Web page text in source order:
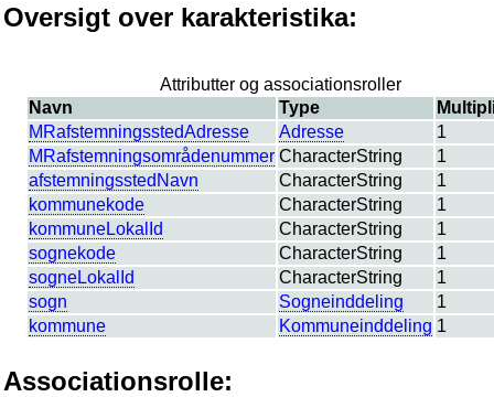
Oversigt over karakteristika:
Attributter og associationsroller
Navn
Type
MRafstemningsstedAdresse
Adresse
1
MRafstemningsområdenummer CharacterString
1
afstemningsstedNavn
CharacterString
1
kommunekode
CharacterString
1
kommuneLokalId
CharacterString
1
sognekode
CharacterString
1
sogneLokalId
CharacterString
1
sogn
Sogneinddeling
1
kommune
Kommuneinddeling 1
Associationsrolle: